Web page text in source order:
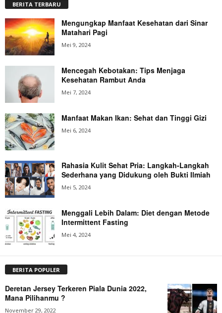
BERITA TERBARU
Mengungkap Manfaat Kesehatan dari Sinar
Matahari Pagi
Mei 9, 2024
Mencegah Kebotakan: Tips Menjaga
Kesehatan Rambut Anda
Mei 7, 2024
Manfaat Makan Ikan: Sehat dan Tinggi Gizi
Mei 6, 2024
Rahasia Kulit Sehat Pria: Langkah-Langkah
Sederhana yang Didukung oleh Bukti Ilmiah
Mei 5, 2024
Menggali Lebih Dalam: Diet dengan Metode
Intermittent Fasting
Mei 4, 2024
BERITA POPULER
Deretan Jersey Terkeren Piala Dunia 2022,
Mana Pilihanmu ?
November 29, 2022